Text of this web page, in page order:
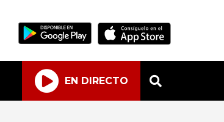
EN DIRECTO